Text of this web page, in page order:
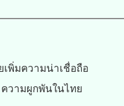
เพิ่มความน่าเชื่อถือ
วามผูกพันในไทย